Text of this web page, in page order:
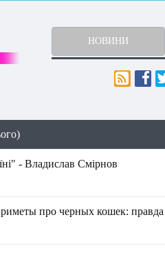
НОВИНИ
- Владислав Смірнов
про черных кошек: правда